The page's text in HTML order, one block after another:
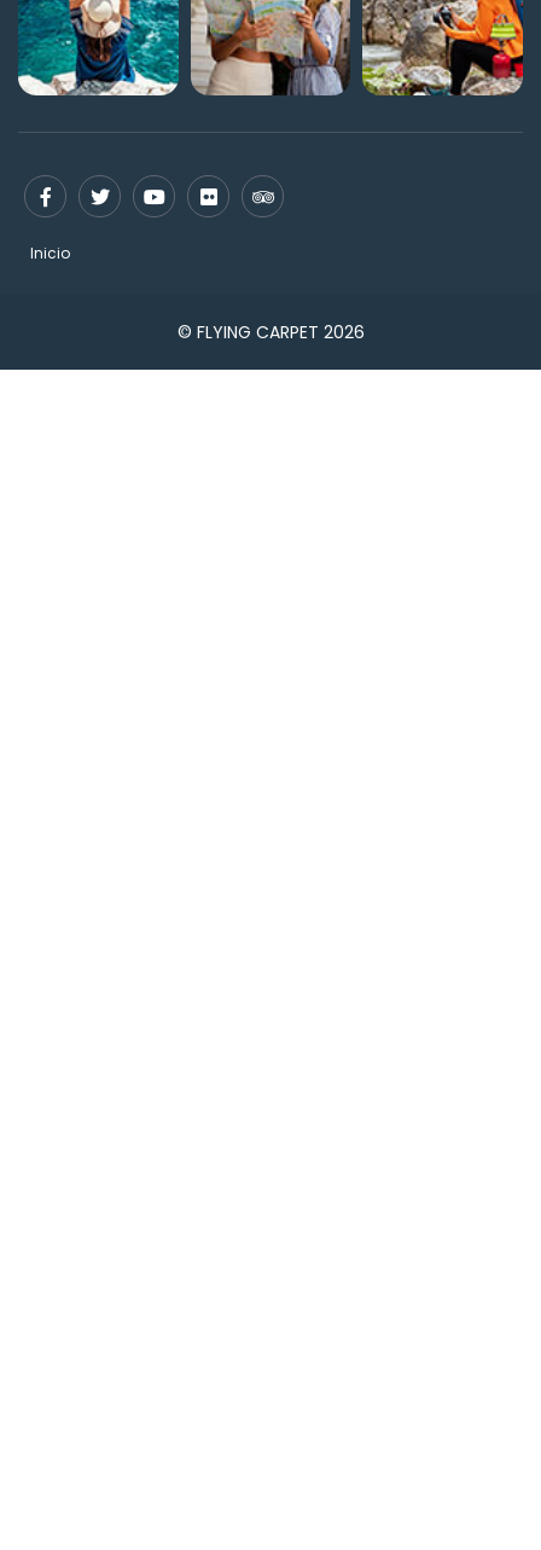
Inicio
© FLYING CARPET 2026